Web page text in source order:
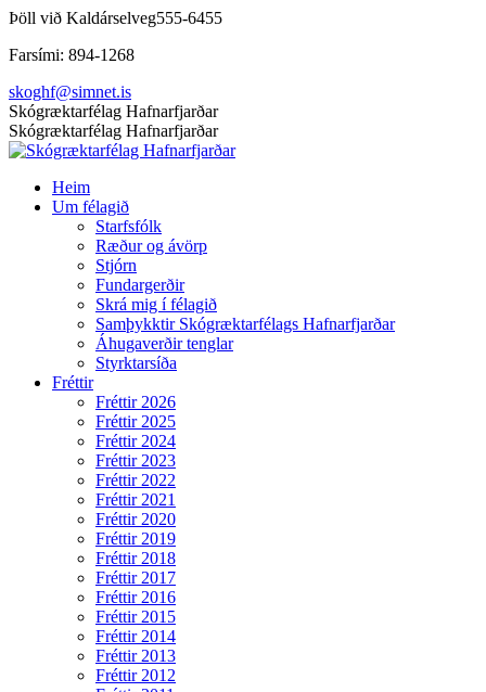
Skip
content
Þöll við Kaldárselveg555-6455
Farsími: 894-1268
skoghf@simnet.is
Facebook
page
opens
new
window
Skógræktarfélag Hafnarfjarðar
Skógræktarfélag Hafnarfjarðar
Heim
Um félagið
Starfsfólk
Ræður og ávörp
Stjórn
Fundargerðir
Skrá mig í félagið
Samþykktir Skógræktarfélags Hafnarfjarðar
Áhugaverðir tenglar
Styrktarsíða
Fréttir
Fréttir 2026
Fréttir 2025
Fréttir 2024
Fréttir 2023
Fréttir 2022
Fréttir 2021
Fréttir 2020
Fréttir 2019
Fréttir 2018
Fréttir 2017
Fréttir 2016
Fréttir 2015
Fréttir 2014
Fréttir 2013
Fréttir 2012